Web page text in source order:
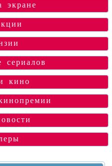
экране
сериалов
кино